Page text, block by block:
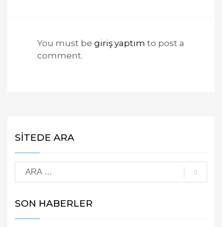
You must be giriş yaptım to post a
comment.
SİTEDE ARA
SON HABERLER